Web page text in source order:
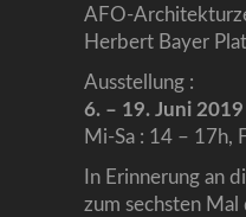
AFO-
Herbert Bayer
Ausstellung :
6. – 19. Juni 2019
Mi-Sa : 14 – 17h,
In Erinnerung an
zum sechsten